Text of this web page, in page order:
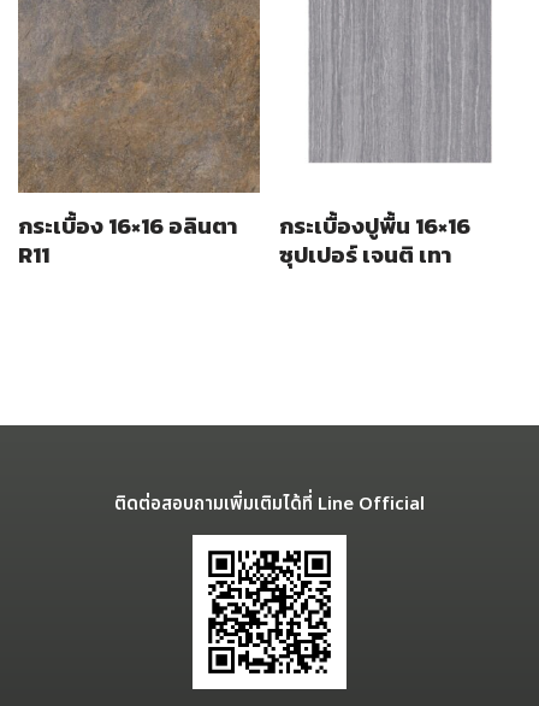
กระเบื้อง 16×16 อลินตา
R11
กระเบื้องปูพื้น 16×16
ซุปเปอร์ เจนติ เทา
ติดต่อสอบถามเพิ่มเติมได้ที่ Line Official